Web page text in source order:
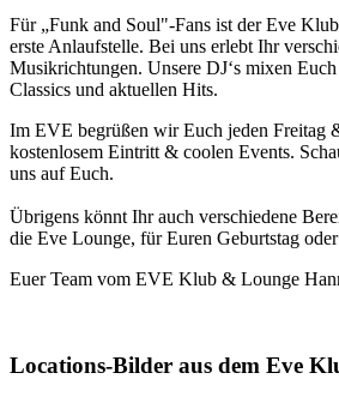
Für „Funk and Soul"-Fans ist der Eve
erste Anlaufstelle. Bei uns erlebt Ihr
Musikrichtungen. Unsere DJ‘s mixen
Classics und aktuellen Hits.
Im EVE begrüßen wir Euch jeden Freitag
kostenlosem Eintritt & coolen Events.
uns auf Euch.
Übrigens könnt Ihr auch verschiedene
die Eve Lounge, für Euren Geburtstag
Euer Team vom EVE Klub & Lounge
Locations-Bilder aus dem Eve